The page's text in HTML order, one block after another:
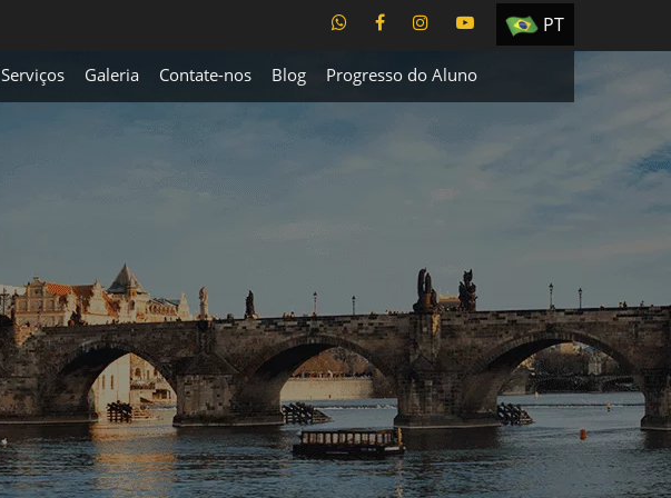
ES
PT
Serviços Galeria Contate-nos Blog Progresso do Aluno